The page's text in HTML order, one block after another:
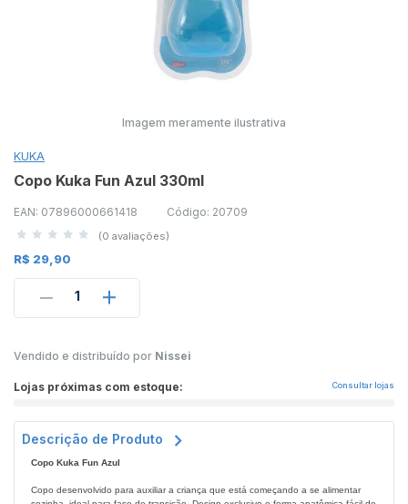
Imagem meramente ilustrativa
KUKA
Copo Kuka Fun Azul 330ml
EAN: 07896000661418 Código: 20709
(0 avaliações)
R$ 29,90
1
Vendido e distribuído por Nissei
Lojas próximas com estoque: Consultar lojas
Descrição de Produto
Copo Kuka Fun Azul
Copo desenvolvido para auxiliar a criança que está começando a se alimentar